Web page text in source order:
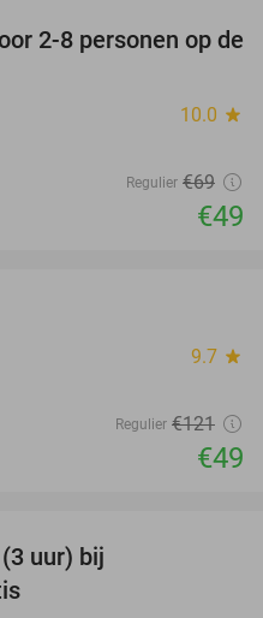
29%
2-8 personen op de
10.0 star
Regulier €69
€49
9.7 star
Regulier €121
€49
uur) bij